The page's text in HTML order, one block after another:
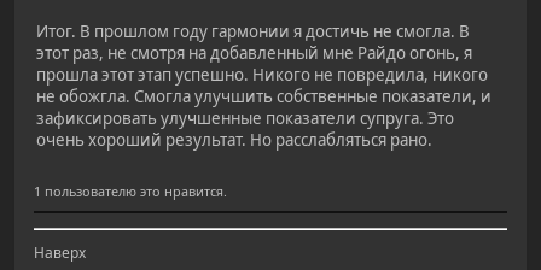
Итог. В прошлом году гармонии я достичь не смогла. В
этот раз, не смотря на добавленный мне Райдо огонь, я
прошла этот этап успешно. Никого не повредила, никого
не обожгла. Смогла улучшить собственные показатели, и
зафиксировать улучшенные показатели супруга. Это
очень хороший результат. Но расслабляться рано.
1 пользователю это нравится.
Наверх